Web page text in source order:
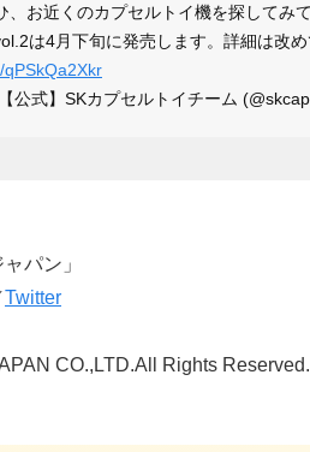
、お近くのカプセルトイ機を探してみ
は4月下旬に発売します。詳細は改め
qPSkQa2Xkr
公式】SKカプセルトイチーム
パン」
Twitter
CO.,LTD.All Rights Reserved.